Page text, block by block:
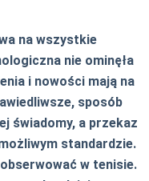
na wszystkie
nie ominęła
i nowości mają na
sposób
świadomy, a przekaz
standardzie.
w tenisie.